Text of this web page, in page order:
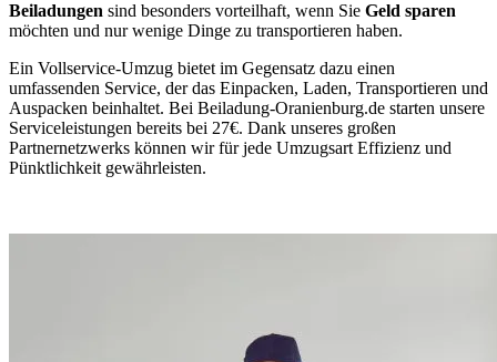
Beiladungen sind besonders vorteilhaft, wenn Sie Geld sparen
möchten und nur wenige Dinge zu transportieren haben.
Ein Vollservice-Umzug bietet im Gegensatz dazu einen
umfassenden Service, der das Einpacken, Laden, Transportieren und
Auspacken beinhaltet. Bei Beiladung-Oranienburg.de starten unsere
Serviceleistungen bereits bei 27€. Dank unseres großen
Partnernetzwerks können wir für jede Umzugsart Effizienz und
Pünktlichkeit gewährleisten.